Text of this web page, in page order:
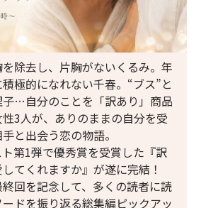
除去し、片胸がないくるみ。年
極的になれない千春。“ブス”と
子…自分のことを「訳あり」商品
3人が、ありのままの自分を受
と出会う恋の物語。
第1弾で優秀賞を受賞した『訳
てくれますか』が遂に完結！
回を記念して、多くの読者に読
ドを振り返る総集編ピックアッ